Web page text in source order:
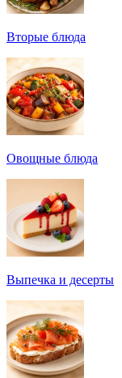
Вторые блюда
Овощные блюда
Выпечка и десерты